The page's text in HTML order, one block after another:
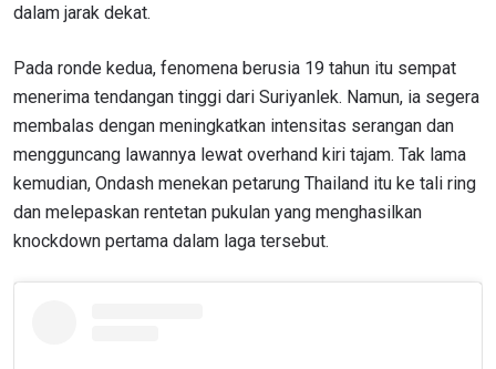
dalam jarak dekat.
Pada ronde kedua, fenomena berusia 19 tahun itu sempat
menerima tendangan tinggi dari Suriyanlek. Namun, ia segera
membalas dengan meningkatkan intensitas serangan dan
mengguncang lawannya lewat overhand kiri tajam. Tak lama
kemudian, Ondash menekan petarung Thailand itu ke tali ring
dan melepaskan rentetan pukulan yang menghasilkan
knockdown pertama dalam laga tersebut.